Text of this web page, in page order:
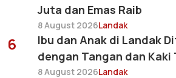
Juta dan Emas Raib
8 August 2026Landak
6
Ibu dan Anak di Landak
dengan Tangan dan Kaki
8 August 2026Landak